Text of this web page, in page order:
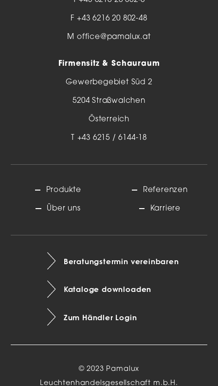
F +43 6216 20 802-48
M office@pamalux.at
Firmensitz & Schauraum
Gewerbegebiet Süd 2
5204 Straßwalchen
Österreich
+43 6215 / 6144-18
Produkte
Über uns
Referenzen
Karriere
Beratungstermin vereinbaren
Kataloge downloaden
Zum Händler Login
© 2023 Pamalux
Leuchtenhandelsgesellschaft m.b.H.